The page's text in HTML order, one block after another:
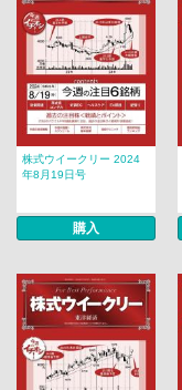
株式ウイークリー 2024
年8月19日号
購入